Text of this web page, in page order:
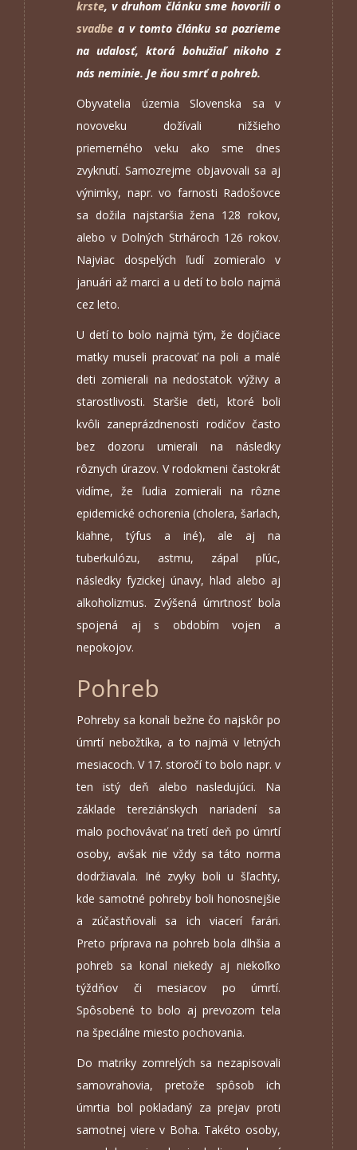
krste, v druhom článku sme hovorili o
svadbe a v tomto článku sa pozrieme
na udalosť, ktorá bohužiaľ nikoho z
nás neminie. Je ňou smrť a pohreb.
Obyvatelia územia Slovenska sa v
novoveku dožívali nižšieho
priemerného veku ako sme dnes
zvyknutí. Samozrejme objavovali sa aj
výnimky, napr. vo farnosti Radošovce
sa dožila najstaršia žena 128 rokov,
alebo v Dolných Strhároch 126 rokov.
Najviac dospelých ľudí zomieralo v
januári až marci a u detí to bolo najmä
cez leto.
U detí to bolo najmä tým, že dojčiace
matky museli pracovať na poli a malé
deti zomierali na nedostatok výživy a
starostlivosti. Staršie deti, ktoré boli
kvôli zaneprázdnenosti rodičov často
bez dozoru umierali na následky
rôznych úrazov. V rodokmeni častokrát
vidíme, že ľudia zomierali na rôzne
epidemické ochorenia (cholera, šarlach,
kiahne, týfus a iné), ale aj na
tuberkulózu, astmu, zápal pľúc,
následky fyzickej únavy, hlad alebo aj
alkoholizmus. Zvýšená úmrtnosť bola
spojená aj s obdobím vojen a
nepokojov.
Pohreb
Pohreby sa konali bežne čo najskôr po
úmrtí nebožtíka, a to najmä v letných
mesiacoch. V 17. storočí to bolo napr. v
ten istý deň alebo nasledujúci. Na
základe tereziánskych nariadení sa
malo pochovávať na tretí deň po úmrtí
osoby, avšak nie vždy sa táto norma
dodržiavala. Iné zvyky boli u šľachty,
kde samotné pohreby boli honosnejšie
a zúčastňovali sa ich viacerí farári.
Preto príprava na pohreb bola dlhšia a
pohreb sa konal niekedy aj niekoľko
týždňov či mesiacov po úmrtí.
Spôsobené to bolo aj prevozom tela
na špeciálne miesto pochovania.
Do matriky zomrelých sa nezapisovali
samovrahovia, pretože spôsob ich
úmrtia bol pokladaný za prejav proti
samotnej viere v Boha. Takéto osoby,